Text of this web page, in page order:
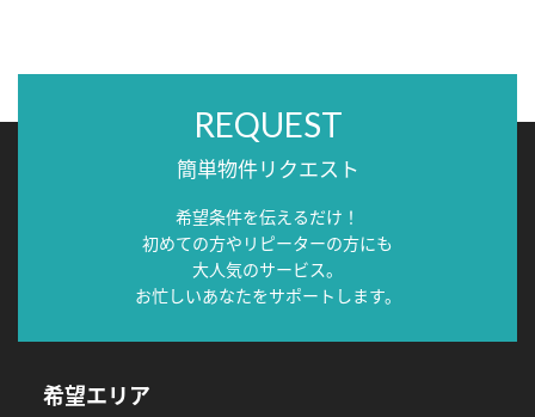
REQUEST
簡単物件リクエスト
希望条件を伝えるだけ！
初めての方やリピーターの方にも
大人気のサービス。
お忙しいあなたをサポートします。
希望エリア